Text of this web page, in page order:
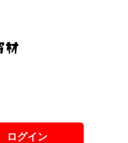
ログイン